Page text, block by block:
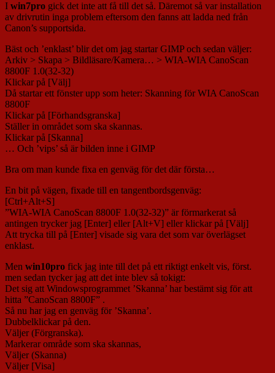
I win7pro gick det inte att få till det så. Däremot så var installation
av drivrutin inga problem eftersom den fanns att ladda ned från
Canon’s supportsida.
Bäst och ’enklast’ blir det om jag startar GIMP och sedan väljer:
Arkiv > Skapa > Bildläsare/Kamera… > WIA-WIA CanoScan
8800F 1.0(32-32)
Klickar på [Välj]
Då startar ett fönster upp som heter: Skanning för WIA CanoScan
8800F
Klickar på [Förhandsgranska]
Ställer in området som ska skannas.
Klickar på [Skanna]
… Och ’vips’ så är bilden inne i GIMP
Bra om man kunde fixa en genväg för det där första…
En bit på vägen, fixade till en tangentbordsgenväg:
[Ctrl+Alt+S]
”WIA-WIA CanoScan 8800F 1.0(32-32)” är förmarkerat så
antingen trycker jag [Enter] eller [Alt+V] eller klickar på [Välj]
Att trycka till på [Enter] visade sig vara det som var överlägset
enklast.
Men win10pro fick jag inte till det på ett riktigt enkelt vis, först.
men sedan tycker jag att det inte blev så tokigt:
Det sig att Windowsprogrammet ’Skanna’ har bestämt sig för att
hitta ”CanoScan 8800F” .
Så nu har jag en genväg för ’Skanna’.
Dubbelklickar på den.
Väljer (Förgranska).
Markerar område som ska skannas,
Väljer (Skanna)
Väljer [Visa]